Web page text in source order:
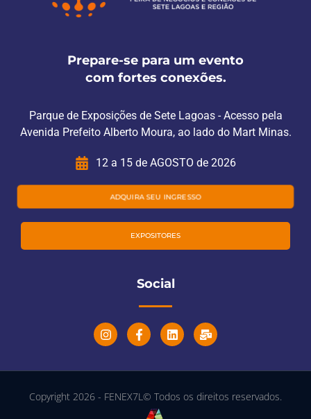
Prepare-se para um evento
com fortes conexões.
Parque de Exposições de Sete Lagoas - Acesso pela
Avenida Prefeito Alberto Moura, ao lado do Mart Minas.
12 a 15 de AGOSTO de 2026
EXPOSITORES
ADQUIRA SEU INGRESSO
Social
Copyright 2026 - FENEX7L© Todos os direitos reservados.